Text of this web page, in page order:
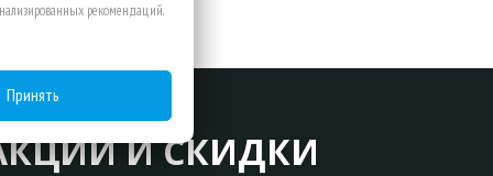
И СКИДКИ
рекомендаций.
Принять